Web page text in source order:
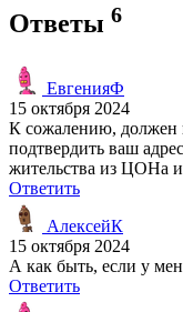
Ответы 6
ЕвгенияФ
15 октября 2024
К сожалению, должен
подтвердить ваш
жительства из ЦОНа
Ответить
АлексейК
15 октября 2024
А как быть, если у
Ответить